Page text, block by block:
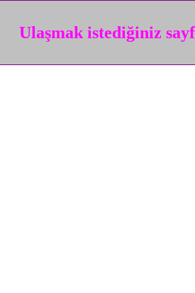
Ulaşmak istediğiniz